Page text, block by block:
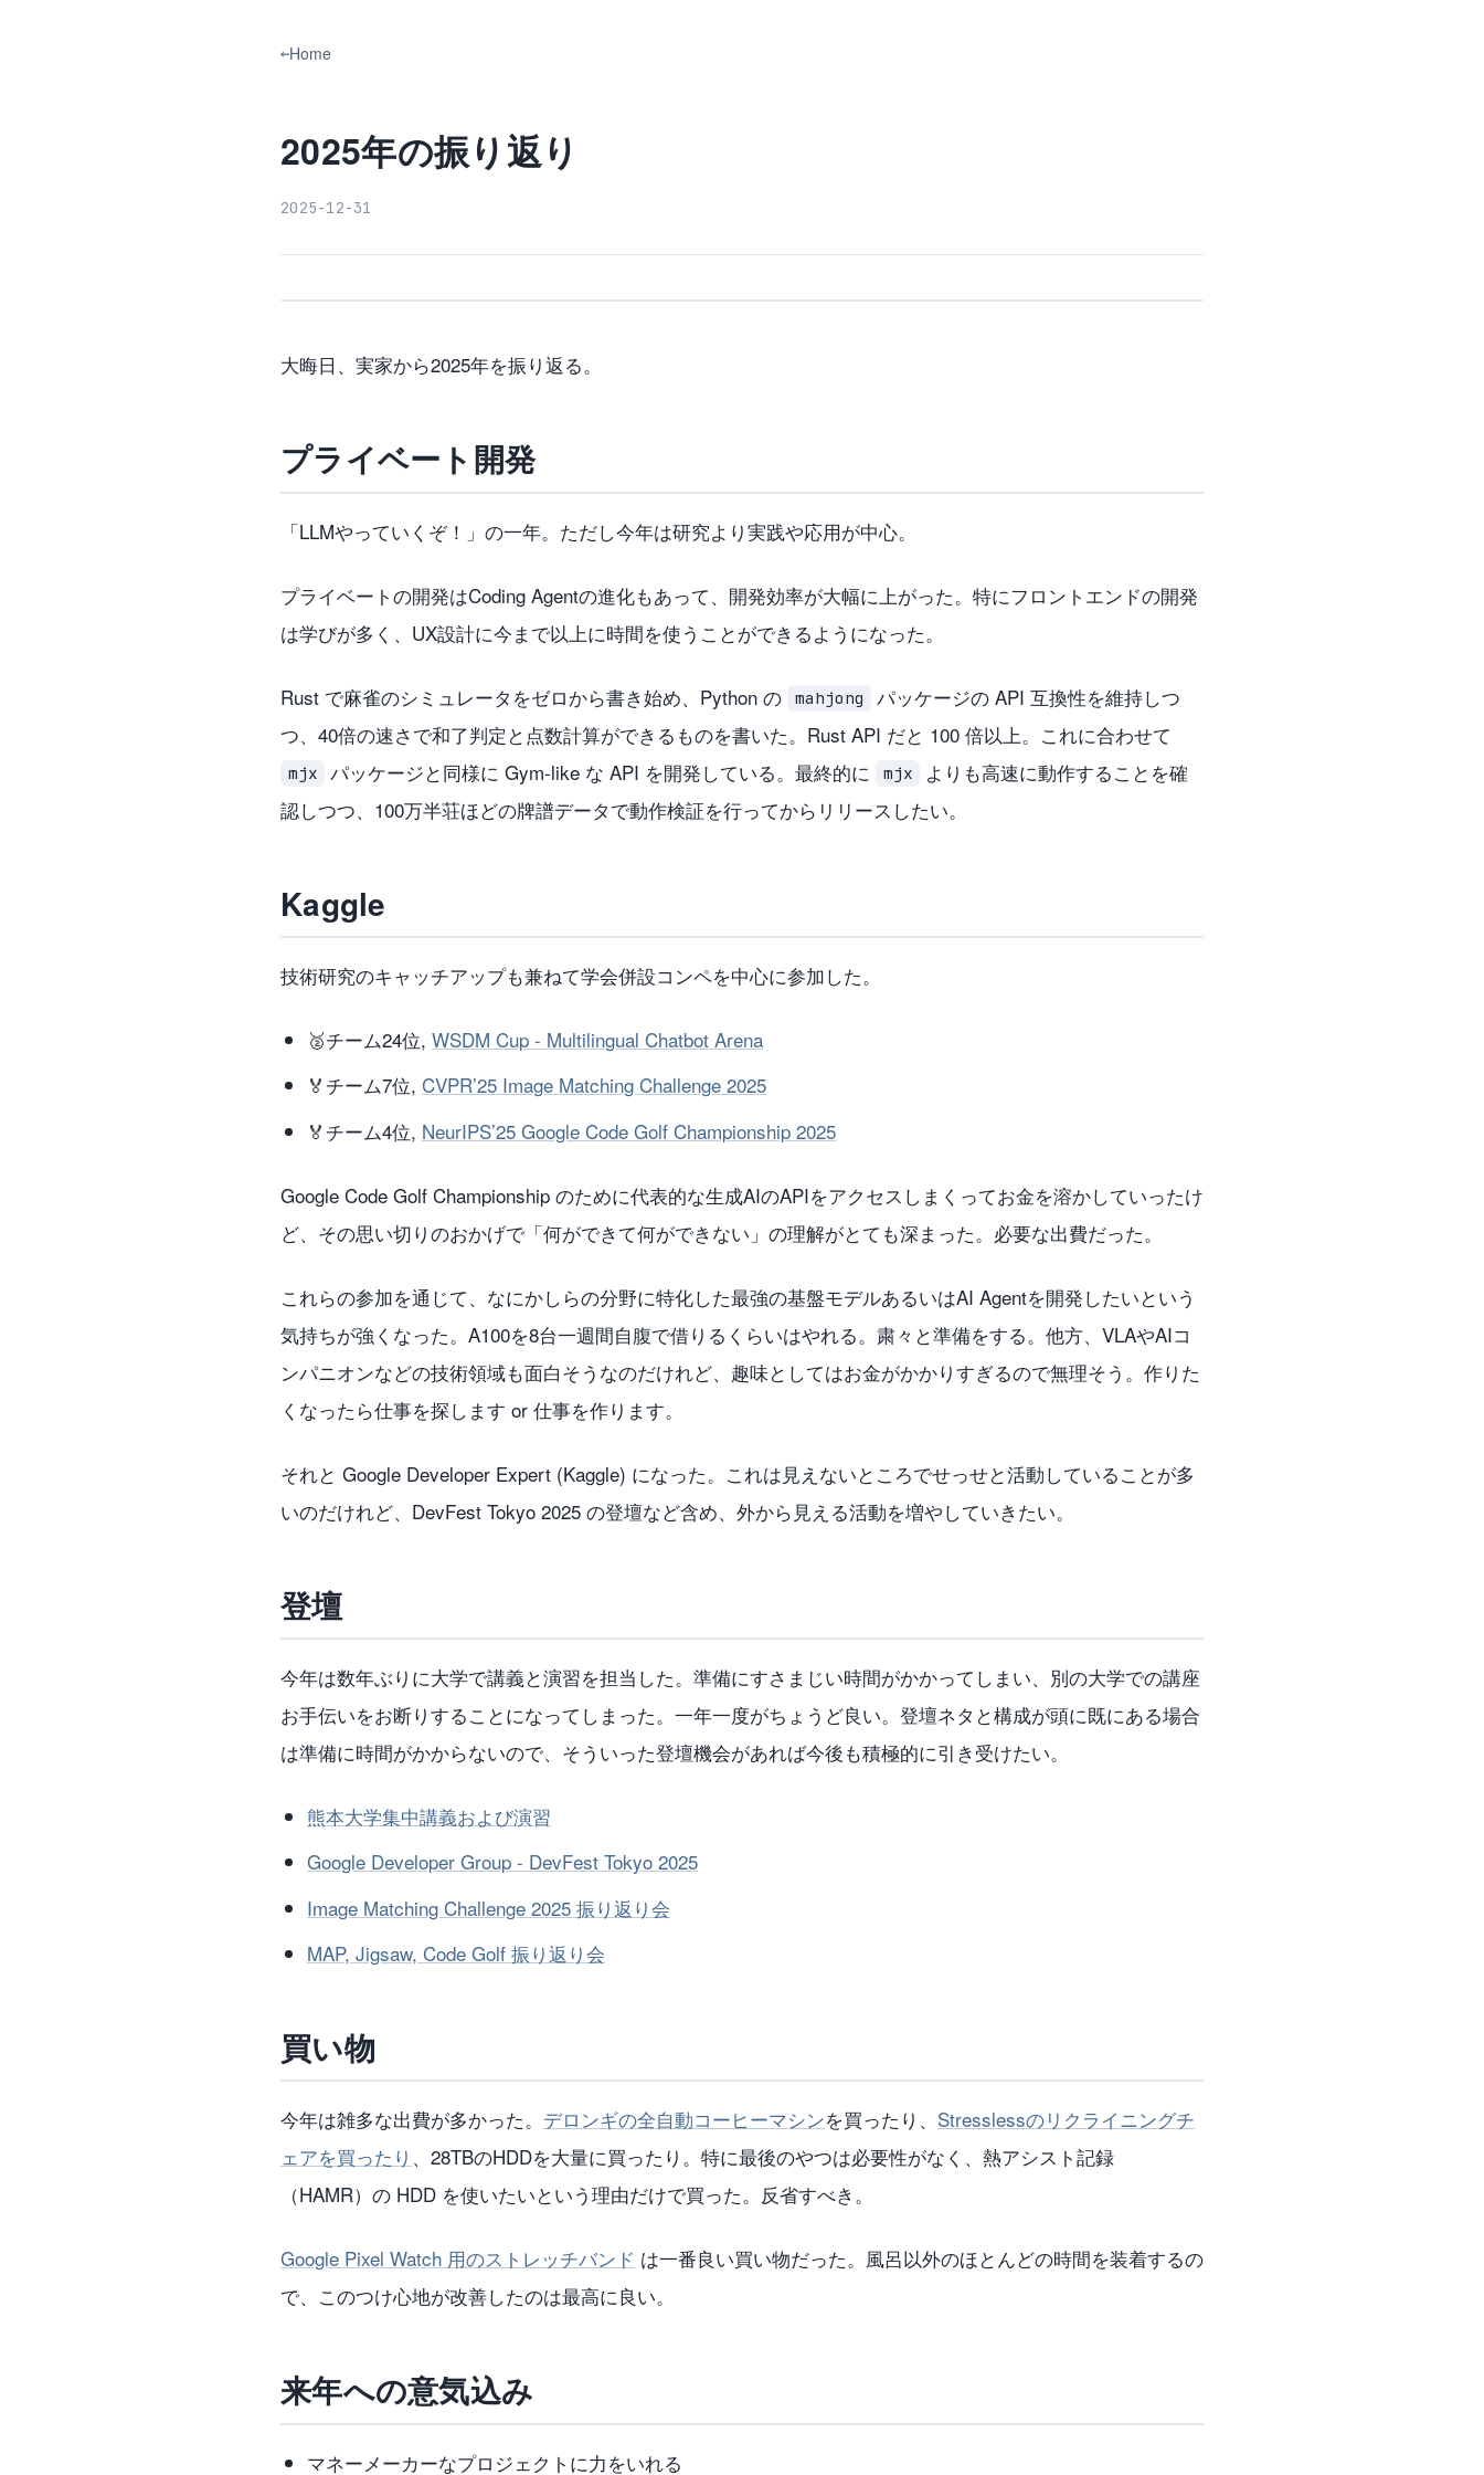
Home
2025年の振り返り
2025-12-31
大晦日、実家から2025年を振り返る。
プライベート開発
「LLMやっていくぞ！」の一年。ただし今年は研究より実践や応用が中心。
プライベートの開発はCoding Agentの進化もあって、開発効率が大幅に上がった。特にフロントエンドの開発
は学びが多く、UX設計に今まで以上に時間を使うことができるようになった。
Rust で麻雀のシミュレータをゼロから書き始め、Python の mahjong
パッケージの API 互換性を維持しつ
つ、40倍の速さで和了判定と点数計算ができるものを書いた。Rust API だと 100 倍以上。これに合わせて
mjx パッケージと同様に Gym-like な API を開発している。最終的に mjx
よりも高速に動作することを確
認しつつ、100万半荘ほどの牌譜データで動作検証を行ってからリリースしたい。
Kaggle
技術研究のキャッチアップも兼ねて学会併設コンペを中心に参加した。
🥈チーム24位, WSDM Cup - Multilingual Chatbot Arena
🏅チーム7位, CVPR’25 Image Matching Challenge 2025
🏅チーム4位, NeurIPS’25 Google Code Golf Championship 2025
Google Code Golf Championship のために代表的な生成AIのAPIをアクセスしまくってお金を溶かしていったけ
ど、その思い切りのおかげで「何ができて何ができない」の理解がとても深まった。必要な出費だった。
これらの参加を通じて、なにかしらの分野に特化した最強の基盤モデルあるいはAI Agentを開発したいという
気持ちが強くなった。A100を8台一週間自腹で借りるくらいはやれる。粛々と準備をする。他方、VLAやAIコ
ンパニオンなどの技術領域も面白そうなのだけれど、趣味としてはお金がかかりすぎるので無理そう。作りた
くなったら仕事を探します or 仕事を作ります。
それと Google Developer Expert (Kaggle) になった。これは見えないところでせっせと活動していることが多
いのだけれど、DevFest Tokyo 2025 の登壇など含め、外から見える活動を増やしていきたい。
登壇
今年は数年ぶりに大学で講義と演習を担当した。準備にすさまじい時間がかかってしまい、別の大学での講座
お手伝いをお断りすることになってしまった。一年一度がちょうど良い。登壇ネタと構成が頭に既にある場合
は準備に時間がかからないので、そういった登壇機会があれば今後も積極的に引き受けたい。
熊本大学集中講義および演習
Google Developer Group - DevFest Tokyo 2025
Image Matching Challenge 2025 振り返り会
MAP, Jigsaw, Code Golf 振り返り会
買い物
今年は雑多な出費が多かった。 デロンギの全自動コーヒーマシンを買ったり、 Stresslessのリクライニングチ
ェアを買ったり 、28TBのHDDを大量に買ったり。特に最後のやつは必要性がなく、熱アシスト記録
（HAMR）の HDD を使いたいという理由だけで買った。反省すべき。
Google Pixel Watch 用のストレッチバンド は一番良い買い物だった。風呂以外のほとんどの時間を装着するの
で、このつけ心地が改善したのは最高に良い。
来年への意気込み
マネーメーカーなプロジェクトに力をいれる